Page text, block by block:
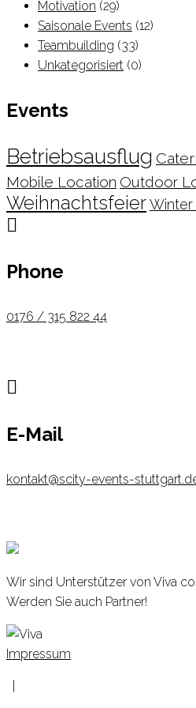
Motivation (29)
Saisonale Events (12)
Teambuilding (33)
Unkategorisiert (0)
Events
Betriebsausflug
Mobile Location Outdoor
WeihnachtsfeierWinter

Phone
0176 / 315 822 44

E-Mail
kontakt@scity-events-
Wir sind Unterstützer von Viva
Werden Sie auch Partner!
Impressum